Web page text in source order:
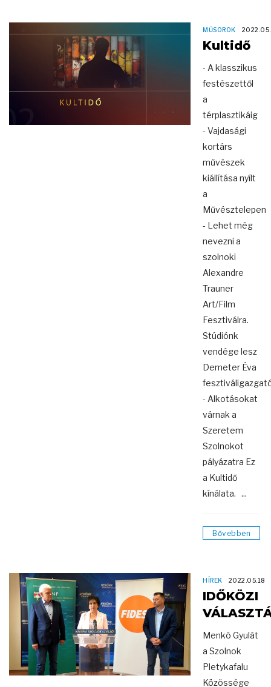
MŰSOROK
Kultidő
- A klasszikus
festészettől
a
térplasztikáig
- Vajdasági
kortárs
művészek
kiállítása nyílt
a
Művésztelepen
- Lehet még
nevezni a
szolnoki
Alexandre
Trauner
Art/Film
Fesztiválra.
Stúdiónk
vendége lesz
Demeter Éva
- Alkotásokat
várnak a
Szeretem
Szolnokot
pályázatra Ez
a Kultidő
kínálata. ...
Bővebben
HÍREK 2022.05.18
IDŐKÖZI
Menkó Gyulát
a Szolnok
Pletykafalu
Közössége